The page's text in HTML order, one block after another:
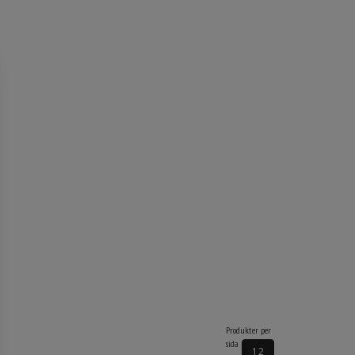
Produkter per
sida
12